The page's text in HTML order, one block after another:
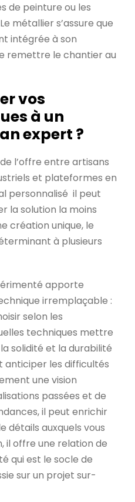
de peinture ou les
métallier s’assure que
intégrée à son
remettre le chantier au
vos
à un
expert ?
l’offre entre artisans
et plateformes en
personnalisé il peut
la solution la moins
création unique, le
à plusieurs
apporte
irremplaçable :
selon les
techniques mettre
solidité et la durabilité
anticiper les difficultés
une vision
passées et de
il peut enrichir
détails auxquels vous
il offre une relation de
qui est le socle de
sur un projet sur-